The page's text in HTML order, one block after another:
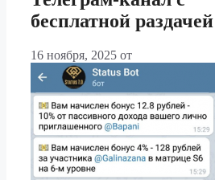
бесплатной раздачей
16 ноября, 2025 от